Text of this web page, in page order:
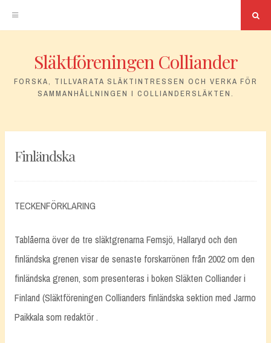
Släktföreningen Colliander
FORSKA, TILLVARATA SLÄKTINTRESSEN OCH VERKA FÖR
SAMMANHÅLLNINGEN I COLLIANDERSLÄKTEN.
Finländska
TECKENFÖRKLARING
Tablåerna över de tre släktgrenarna Femsjö, Hallaryd och den
finländska grenen visar de senaste forskarrönen från 2002 om den
finländska grenen, som presenteras i boken Släkten Colliander i
Finland (Släktföreningen Collianders finländska sektion med Jarmo
Paikkala som redaktör .